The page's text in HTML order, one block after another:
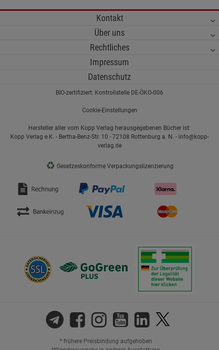
Kontakt
Über uns
Rechtliches
Impressum
Datenschutz
BIO-zertifiziert: Kontrollstelle DE-ÖKO-006
Cookie-Einstellungen
Hersteller aller vom Kopp Verlag herausgegebenen Bücher ist:
Kopp Verlag e.K. - Bertha-Benz-Str. 10 - 72108 Rottenburg a. N. - info@kopp-
verlag.de
♻ Gesetzeskonforme Verpackungslizenzierung
* frühere Preisbindung aufgehoben
Statistik Cookies (2) Statistik Cookies
Beschreibung Statistik Cookies
Cookie-Informationen
Marketing Cookies (3)
Datenschutzerklärung Impressum